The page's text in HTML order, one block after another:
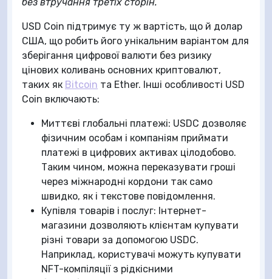
USD Coin підтримує ту ж вартість, що й долар
США, що робить його унікальним варіантом для
зберігання цифрової валюти без ризику
цінових коливань основних криптовалют,
таких як Bitcoin та Ether. Інші особливості USD
Coin включають:
Миттєві глобальні платежі: USDC дозволяє
фізичним особам і компаніям приймати
платежі в цифрових активах цілодобово.
Таким чином, можна переказувати гроші
через міжнародні кордони так само
швидко, як і текстове повідомлення.
Купівля товарів і послуг: Інтернет-
магазини дозволяють клієнтам купувати
різні товари за допомогою USDC.
Наприклад, користувачі можуть купувати
NFT-компіляції з рідкісними